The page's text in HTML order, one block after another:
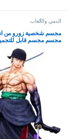
الدمي والألعاب
مجسم شخصية زورو من
مجسم مجسم قابل